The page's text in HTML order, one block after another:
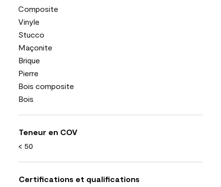
Composite
Vinyle
Stucco
Maçonite
Brique
Pierre
Bois composite
Bois
Teneur en COV
< 50
Certifications et qualifications